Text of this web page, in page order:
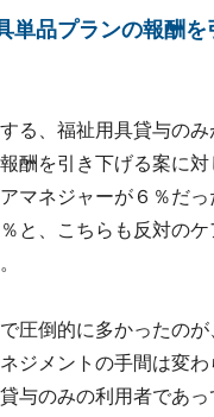
品プランの報酬を
る、福祉用具貸与のみ
酬を引き下げる案に
マネジャーが６％だっ
％と、こちらも反対の
圧倒的に多かったのが
ジメントの手間は変
与のみの利用者であ